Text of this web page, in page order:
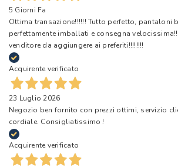
5 Giorni Fa
Ottima transazione!!!!!! Tutto perfetto, pantaloni
perfettamente imballati e consegna
venditore da aggiungere ai preferiti!!!!!!!!
Acquirente verificato
23 Luglio 2026
Negozio ben fornito con prezzi ottimi, servizio
cordiale. Consigliatissimo !
Acquirente verificato